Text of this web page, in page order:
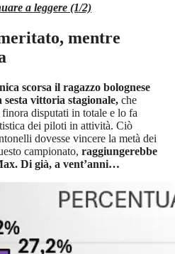
a leggere (1/2)
mentre
scorsa il ragazzo bolognese
sesta vittoria stagionale, che
disputati in totale e lo fa
dei piloti in attività. Ciò
dovesse vincere la metà dei
campionato, raggiungerebbe
Di già, a vent’anni…